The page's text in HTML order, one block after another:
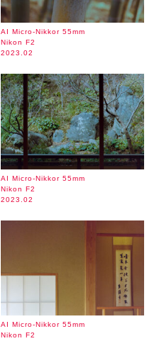
AI Micro-Nikkor 55mm
Nikon F2
2023.02
AI Micro-Nikkor 55mm
Nikon F2
2023.02
AI Micro-Nikkor 55mm
Nikon F2